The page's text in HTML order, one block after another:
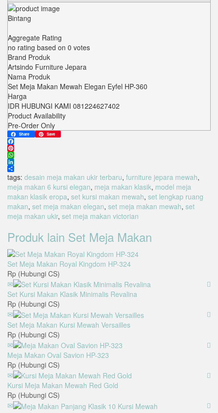
Bintang
Aggregate Rating
no rating based on 0 votes
Brand Produk
Artsindo Furniture Jepara
Nama Produk
Set Meja Makan Mewah Elegan Eyfel HP-360
Harga
IDR HUBUNGI KAMI 081224627402
Product Availability
Pre-Order Only
Share Save
Facebook
Pinterest
WhatsApp
LinkedIn
Share
tags: desain meja makan ukir terbaru, furniture jepara mewah,
meja makan 6 kursi elegan, meja makan klasik, model meja
makan klasik eropa, set kursi makan mewah, set lengkap ruang
makan, set meja makan elegan, set meja makan mewah, set
meja makan ukir, set meja makan victorian
Produk lain Set Meja Makan
Set Meja Makan Royal Kingdom HP-324
Rp (Hubungi CS)
Set Kursi Makan Klasik Minimalis Revalina
Rp (Hubungi CS)
Set Meja Makan Kursi Mewah Versailles
Rp (Hubungi CS)
Meja Makan Oval Savion HP-323
Rp (Hubungi CS)
Kursi Meja Makan Mewah Red Gold
Rp (Hubungi CS)